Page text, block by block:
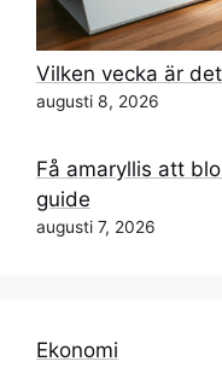
Vilken vecka är
augusti 8, 2026
Få amaryllis att
guide
augusti 7, 2026
Ekonomi